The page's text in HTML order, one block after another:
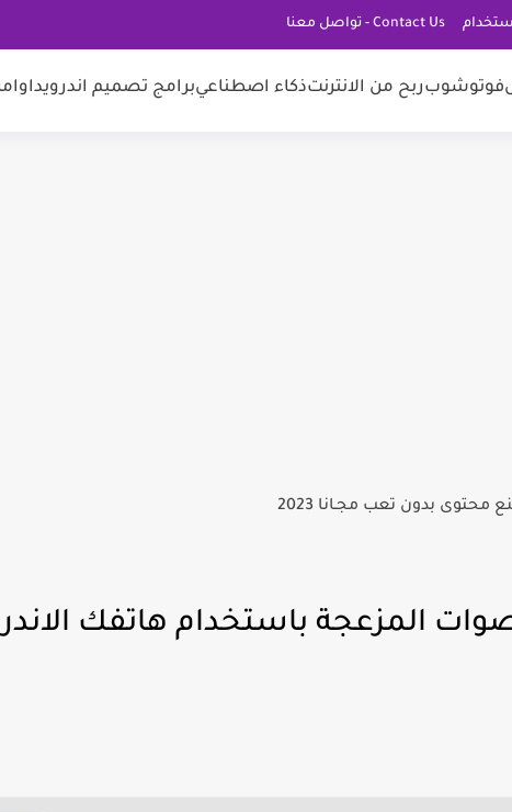
Contact Us - تواصل معنا
فوتوشوبربح من الانترنتذكاء اصطناعيبرامج تصميم اندرويد
المزعجة باستخدام هاتفك